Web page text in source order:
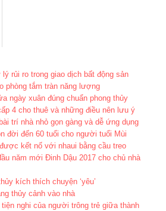
rủi ro trong giao dịch bất động sản
phòng tắm tràn năng lượng
ngày xuân đúng chuẩn phong thủy
4 cho thuê và những điều nên lưu ý
trí nhà nhỏ gọn gàng và dễ ứng dụng
đời đến 60 tuổi cho người tuổi Mùi
kết nố với nhaui bằng cầu treo
năm mới Đinh Dậu 2017 cho chủ nhà
kích thích chuyện ‘yêu’
thủy cảnh vào nhà
tiện nghi của người trông trẻ giữa thành